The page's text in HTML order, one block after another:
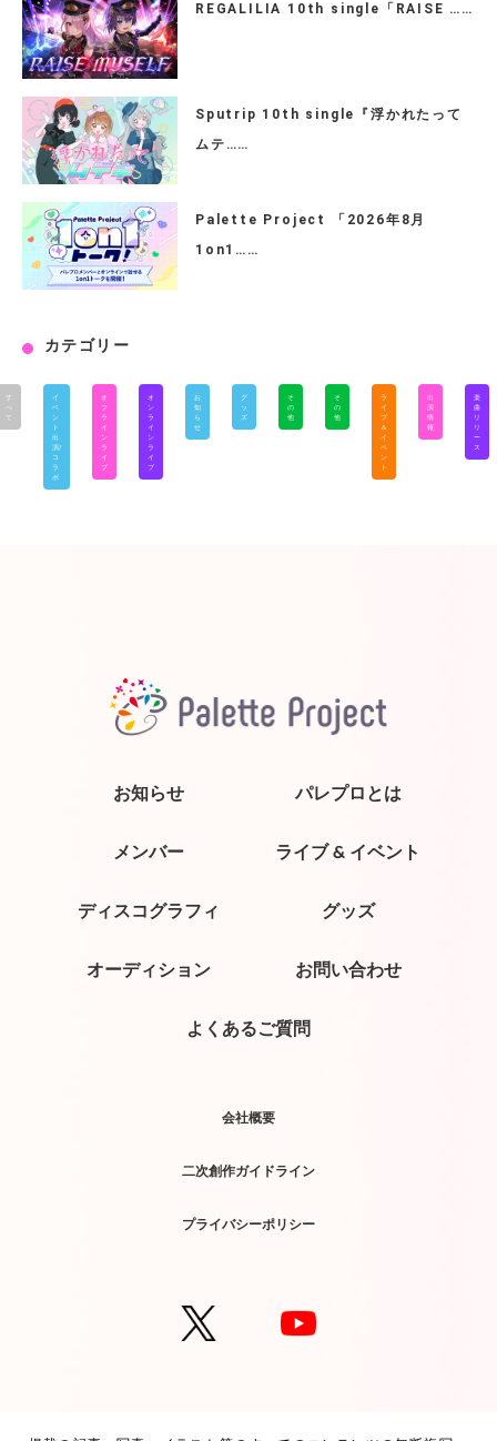
REGALILIA 10th single「RAISE ……
Sputrip 10th single『浮かれたって
ムテ……
Palette Project 「2026年8月
1on1……
カテゴリー
す
べ
て
イ
ベ
ン
ト
出
演/
コ
ラ
ボ
オ
フ
ラ
イ
ン
ラ
イ
ブ
オ
ン
ラ
イ
ン
ラ
イ
ブ
お
知
ら
せ
グ
ッ
ズ
そ
の
他
そ
の
他
ラ
イ
ブ
＆
イ
ベ
ン
ト
出
演
情
報
楽
曲
リ
リ
ー
ス
お知らせ パレプロとは
メンバー ライブ & イベント
ディスコグラフィ グッズ
オーディション お問い合わせ
よくあるご質問
会社概要
二次創作ガイドライン
プライバシーポリシー